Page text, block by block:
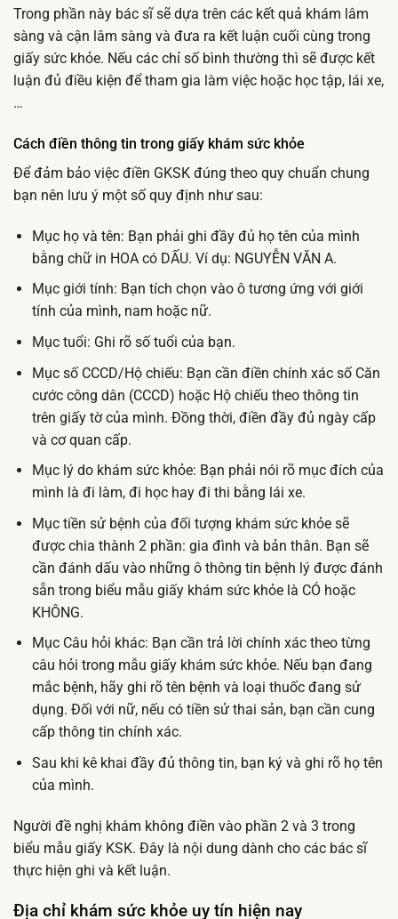
Trong phần này bác sĩ sẽ dựa trên các kết quả khám lâm
sàng và cận lâm sàng và đưa ra kết luận cuối cùng trong
giấy sức khỏe. Nếu các chỉ số bình thường thì sẽ được kết
luận đủ điều kiện để tham gia làm việc hoặc học tập, lái xe,
…
Cách điền thông tin trong giấy khám sức khỏe
Để đảm bảo việc điền GKSK đúng theo quy chuẩn chung
bạn nên lưu ý một số quy định như sau:
Mục họ và tên: Bạn phải ghi đầy đủ họ tên của mình
bằng chữ in HOA có DẤU. Ví dụ: NGUYỄN VĂN A.
Mục giới tính: Bạn tích chọn vào ô tương ứng với giới
tính của mình, nam hoặc nữ.
Mục tuổi: Ghi rõ số tuổi của bạn.
Mục số CCCD/Hộ chiếu: Bạn cần điền chính xác số Căn
cước công dân (CCCD) hoặc Hộ chiếu theo thông tin
trên giấy tờ của mình. Đồng thời, điền đầy đủ ngày cấp
và cơ quan cấp.
Mục lý do khám sức khỏe: Bạn phải nói rõ mục đích của
mình là đi làm, đi học hay đi thi bằng lái xe.
Mục tiền sử bệnh của đối tượng khám sức khỏe sẽ
được chia thành 2 phần: gia đình và bản thân. Bạn sẽ
cần đánh dấu vào những ô thông tin bệnh lý được đánh
sẵn trong biểu mẫu giấy khám sức khỏe là CÓ hoặc
KHÔNG.
Mục Câu hỏi khác: Bạn cần trả lời chính xác theo từng
câu hỏi trong mẫu giấy khám sức khỏe. Nếu bạn đang
mắc bệnh, hãy ghi rõ tên bệnh và loại thuốc đang sử
dụng. Đối với nữ, nếu có tiền sử thai sản, bạn cần cung
cấp thông tin chính xác.
Sau khi kê khai đầy đủ thông tin, bạn ký và ghi rõ họ tên
của mình.
Người đề nghị khám không điền vào phần 2 và 3 trong
biểu mẫu giấy KSK. Đây là nội dung dành cho các bác sĩ
thực hiện ghi và kết luận.
Địa chỉ khám sức khỏe uy tín hiện nay